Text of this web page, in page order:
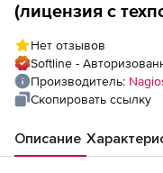
(лицензия с
Нет отзывов
Softline -
Производитель:
Скопировать ссылку
Описание